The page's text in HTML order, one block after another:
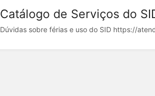
Catálogo de Serviços do
Dúvidas sobre férias e uso do SID https://